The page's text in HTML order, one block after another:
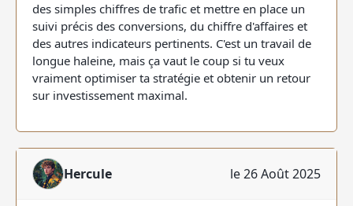
des simples chiffres de trafic et mettre en place un
suivi précis des conversions, du chiffre d'affaires et
des autres indicateurs pertinents. C'est un travail de
longue haleine, mais ça vaut le coup si tu veux
vraiment optimiser ta stratégie et obtenir un retour
sur investissement maximal.
Hercule le 26 Août 2025